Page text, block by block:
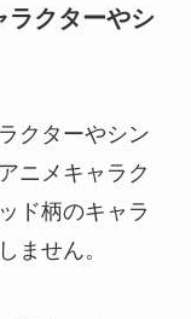
ラクターやシ
クターやシン
ニメキャラク
ド柄のキャラ
ません。